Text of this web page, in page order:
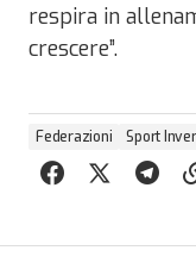
respira in
crescere”.
Federazioni Sport